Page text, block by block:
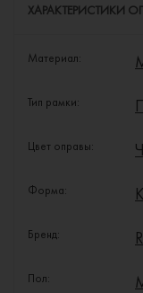
ХАРАКТЕРИСТИКИ
Материал:
Тип рамки:
Цвет оправы:
Форма:
Бренд:
Пол: